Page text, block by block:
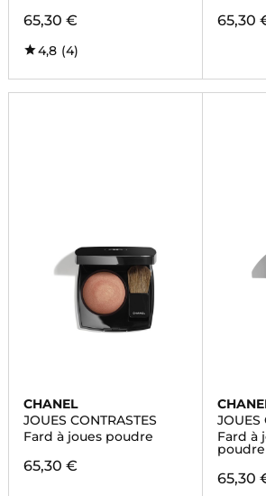
65,30 €
4,8 (4)
65,30
CHANEL
JOUES CONTRASTES
Fard à joues poudre
65,30 €
JOUES
Fard à
poudre
65,30